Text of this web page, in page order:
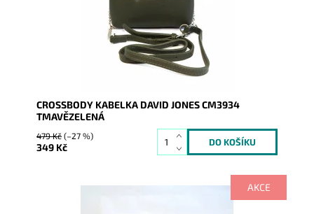
Skladem
1661
David Jones Paris
2 roky
CROSSBODY KABELKA DAVID JONES CM3934
TMAVĚZELENÁ
479 Kč(–27 %)
349 Kč
AKCE